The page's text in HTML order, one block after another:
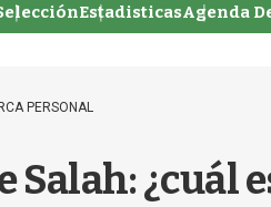
EstadisticasAgenda
PERSONAL
Salah: ¿cuál